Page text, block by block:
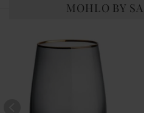
MOHLO BY